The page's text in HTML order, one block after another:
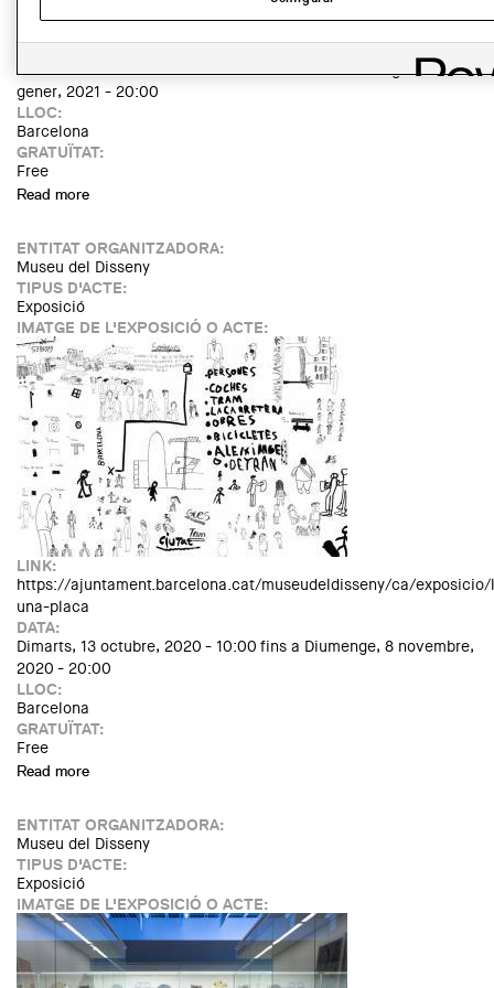
https://ajuntament.barcelona.cat/museudeldisseny/ca/
Divendres, 13 novembre, 2020 - 10:00fins aDiumenge, 10
gener, 2021 - 20:00
LLOC:
Barcelona
GRATUÏTAT:
Free
Read more
ENTITAT ORGANITZADORA:
Museu del Disseny
TIPUS D'ACTE:
Exposició
IMATGE DE L'EXPOSICIÓ O ACTE:
LINK:
https://ajuntament.barcelona.cat/museudeldisseny/ca/
una-placa
DATA:
Dimarts, 13 octubre, 2020 - 10:00 fins a Diumenge, 8 novembre,
2020 - 20:00
LLOC:
Barcelona
GRATUÏTAT:
Free
Read more
ENTITAT ORGANITZADORA:
Museu del Disseny
TIPUS D'ACTE:
Exposició
IMATGE DE L'EXPOSICIÓ O ACTE: